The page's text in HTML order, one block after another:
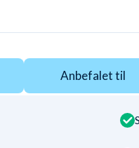
Anbefalet til